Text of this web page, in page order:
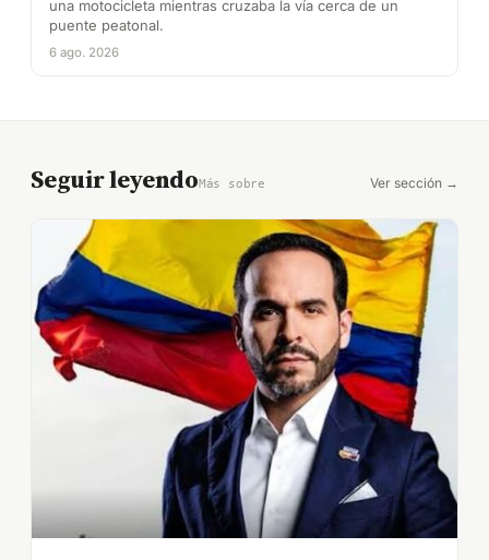
una motocicleta mientras cruzaba la vía cerca de un
puente peatonal.
6 ago. 2026
Seguir leyendoMás sobre Ver sección →